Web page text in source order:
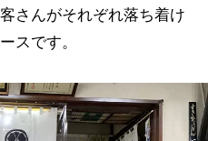
さんがそれぞれ落ち着け
スです。